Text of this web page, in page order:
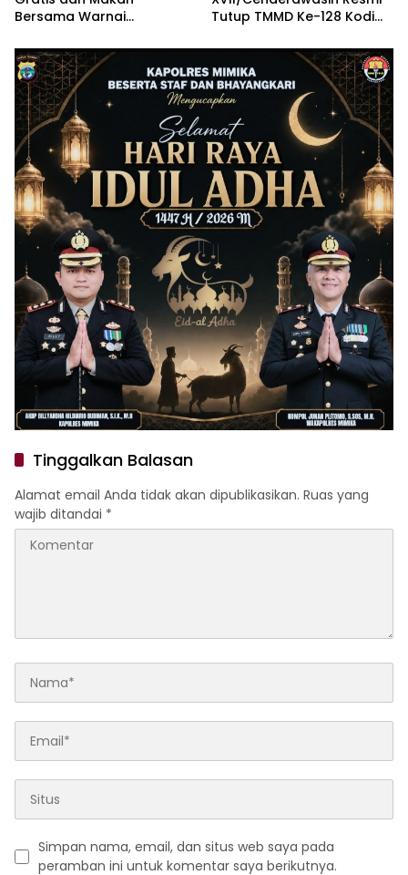
Bersama Warnai
Tutup TMMD Ke-128 Kodim
Keakwa
Tinggalkan Balasan
Alamat email Anda tidak akan dipublikasikan. Ruas yang
wajib ditandai *
Simpan nama, email, dan situs web saya pada
peramban ini untuk komentar saya berikutnya.